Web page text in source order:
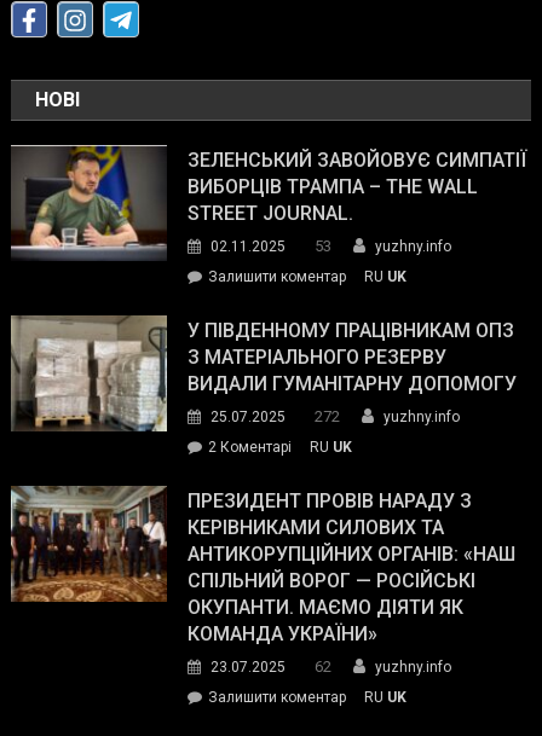
НОВІ
ЗЕЛЕНСЬКИЙ ЗАВОЙОВУЄ СИМПАТІЇ
ВИБОРЦІВ ТРАМПА – THE WALL
STREET JOURNAL.
02.11.2025 53
yuzhny.info
Залишити коментарon
завойовує
симпатії
виборців
The
Street
Journal.
RU UK
У ПІВДЕННОМУ ПРАЦІВНИКАМ ОПЗ
З МАТЕРІАЛЬНОГО РЕЗЕРВУ
ВИДАЛИ ГУМАНІТАРНУ ДОПОМОГУ
25.07.2025 272
yuzhny.info
2 Коментарі
Південному
працівникам
ОПЗ
з
матеріального
резерву
гуманітарну
допомогу
RU UK
ПРЕЗИДЕНТ ПРОВІВ НАРАДУ З
КЕРІВНИКАМИ СИЛОВИХ ТА
АНТИКОРУПЦІЙНИХ ОРГАНІВ: «НАШ
СПІЛЬНИЙ ВОРОГ — РОСІЙСЬКІ
ОКУПАНТИ. МАЄМО ДІЯТИ ЯК
КОМАНДА УКРАЇНИ»
23.07.2025 62
yuzhny.info
Залишити коментарon
RU UK